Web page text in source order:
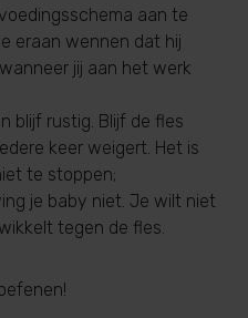
aan te
eraan wennen dat hij
jij aan het werk
blijf rustig. Blijf de fles
keer weigert. Het is
te stoppen;
je baby niet. Je wilt niet
tegen de fles.